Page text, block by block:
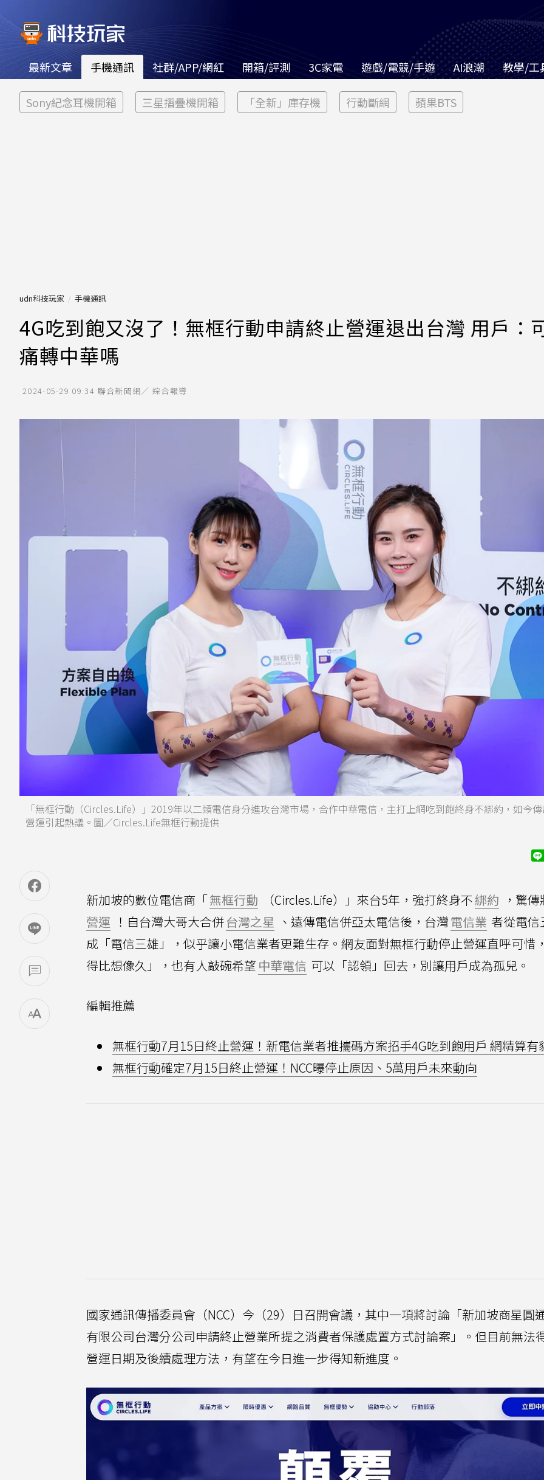
最新文章 手機通訊 社群/APP/網紅 開箱/評測 3C家電 遊戲/電競/手遊 AI浪潮 教學/工
Sony紀念耳機開箱 三星摺疊機開箱 「全新」庫存機 行動斷網 蘋果BTS
udn科技玩家 手機通訊
4G吃到飽又沒了！無框行動申請終止營運退出台灣 用戶：
痛轉中華嗎
2024-05-29 09:34 聯合新聞網／ 綜合報導
「無框行動（Circles.Life）」2019年以二類電信身分進攻台灣市場，合作中華電信，主打上網吃到飽終身不綁約，如今
營運引起熱議。圖／Circles.Life無框行動提供
新加坡的數位電信商「無框行動 （Circles.Life）」來台5年，強打終身不綁約 ，驚
營運 ！自台灣大哥大合併台灣之星 、遠傳電信併亞太電信後，台灣電信業 者從電信
成「電信三雄」，似乎讓小電信業者更難生存。網友面對無框行動停止營運直呼可惜
得比想像久」，也有人敲碗希望 中華電信 可以「認領」回去，別讓用戶成為孤兒。
編輯推薦
無框行動7月15日終止營運！新電信業者推攜碼方案招手4G吃到飽用戶 網精算有
無框行動確定7月15日終止營運！NCC曝停止原因、5萬用戶未來動向
國家通訊傳播委員會（NCC）今（29）日召開會議，其中一項將討論「新加坡商星圓
有限公司台灣分公司申請終止營業所提之消費者保護處置方式討論案」。但目前無法
營運日期及後續處理方法，有望在今日進一步得知新進度。